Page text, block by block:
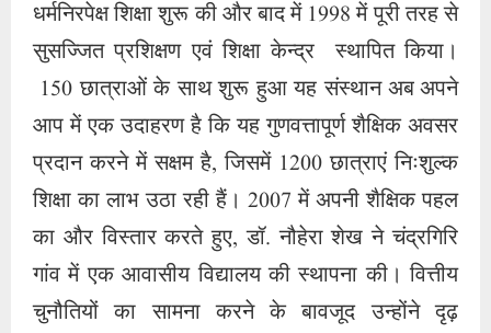
धर्मनिरपेक्ष शिक्षा शुरू की और बाद में 1998 में पूरी तरह से
सुसज्जित प्रशिक्षण एवं शिक्षा केन्द्र स्थापित किया।
150 छात्राओं के साथ शुरू हुआ यह संस्थान अब अपने
आप में एक उदाहरण है कि यह गुणवत्तापूर्ण शैक्षिक अवसर
प्रदान करने में सक्षम है, जिसमें 1200 छात्राएं निःशुल्क
शिक्षा का लाभ उठा रही हैं। 2007 में अपनी शैक्षिक पहल
का और विस्तार करते हुए, डॉ. नौहेरा शेख ने चंद्रगिरि
गांव में एक आवासीय विद्यालय की स्थापना की। वित्तीय
चुनौतियों का सामना करने के बावजूद उन्होंने दृढ़